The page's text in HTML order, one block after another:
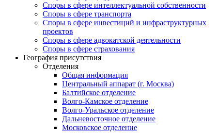
Споры в сфере интеллектуальной собственности
Споры в сфере транспорта
Cпоры в сфере инвестиций и инфраструктурных
проектов
Споры в сфере адвокатской деятельности
Споры в сфере страхования
География присутствия
Отделения
Общая информация
Центральный аппарат (г. Москва)
Балтийское отделение
Волго-Камское отделение
Волго-Уральское отделение
Дальневосточное отделение
Московское отделение